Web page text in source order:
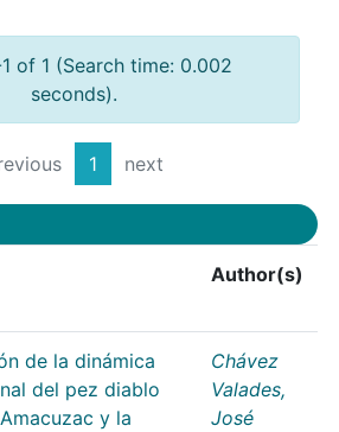
of 1 (Search time: 0.002
seconds).
1 next
Author(s)
de la dinámica
del pez diablo
y la
Chávez
Valades,
José